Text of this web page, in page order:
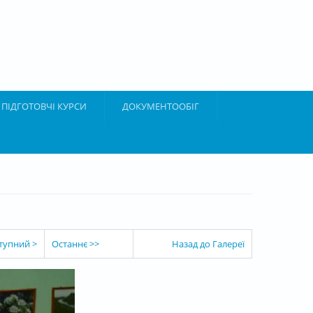
ПІДГОТОВЧІ КУРСИ ДОКУМЕНТООБІГ
> Останнє >> Назад до Галереї